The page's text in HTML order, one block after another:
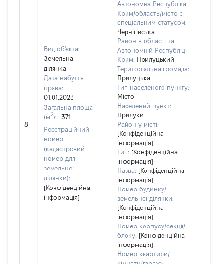
8
Вид об'єкта:
Земельна
ділянка
Дата набуття
права:
01.01.2023
Загальна площа
(м2):
371
Реєстраційний
номер
(кадастровий
номер для
земельної
ділянки):
[Конфіденційна
інформація]
Автономна Республіка
Крим/область/місто зі
спеціальним статусом:
Чернігівська
Район в області та
Автономній Республіці
Крим: Прилуцький
Територіальна громада:
Прилуцька
Тип населеного пункту:
Місто
Населений пункт:
Прилуки
Район у місті:
[Конфіденційна
інформація]
Тип: [Конфіденційна
інформація]
Назва: [Конфіденційна
інформація]
Номер будинку/
земельної ділянки:
[Конфіденційна
інформація]
Номер корпусу/секції/
блоку: [Конфіденційна
інформація]
Номер квартири/